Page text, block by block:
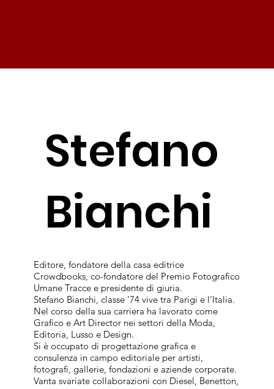
Editore, fondatore della casa editrice
Crowdbooks, co-fondatore del Premio Fotografico
Umane Tracce e presidente di giuria.
Stefano Bianchi, classe '74 vive tra Parigi e l'Italia.
Nel corso della sua carriera ha lavorato come
Grafico e Art Director nei settori della Moda,
Editoria, Lusso e Design.
Si è occupato di progettazione grafica e
consulenza in campo editoriale per artisti,
fotografi, gallerie, fondazioni e aziende corporate.
Vanta svariate collaborazioni con Diesel, Benetton,
Stefano
Bianchi